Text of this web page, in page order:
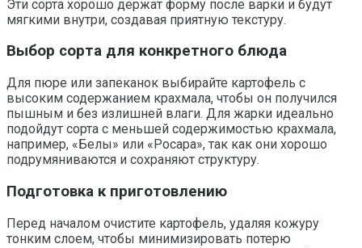
Эти сорта хорошо держат форму после варки и будут
мягкими внутри, создавая приятную текстуру.
Выбор сорта для конкретного блюда
Для пюре или запеканок выбирайте картофель с
высоким содержанием крахмала, чтобы он получился
пышным и без излишней влаги. Для жарки идеально
подойдут сорта с меньшей содержимостью крахмала,
например, «Белы» или «Росара», так как они хорошо
подрумяниваются и сохраняют структуру.
Подготовка к приготовлению
Перед началом очистите картофель, удаляя кожуру
тонким слоем, чтобы минимизировать потерю